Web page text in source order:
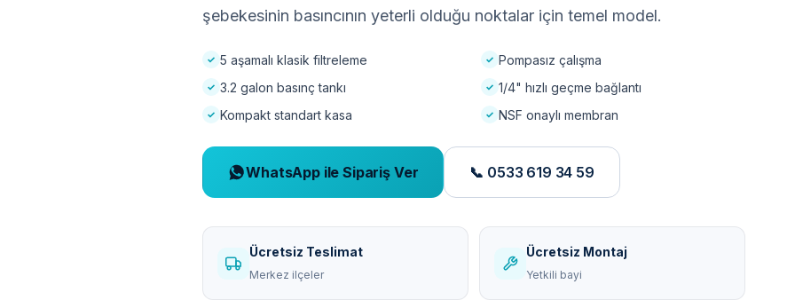
şebekesinin basıncının yeterli olduğu noktalar için temel model.
5 aşamalı klasik filtreleme
Pompasız çalışma
3.2 galon basınç tankı
1/4" hızlı geçme bağlantı
Kompakt standart kasa
NSF onaylı membran
WhatsApp ile Sipariş Ver 📞 0533 619 34 59
Ücretsiz Teslimat
Merkez ilçeler
Ücretsiz Montaj
Yetkili bayi